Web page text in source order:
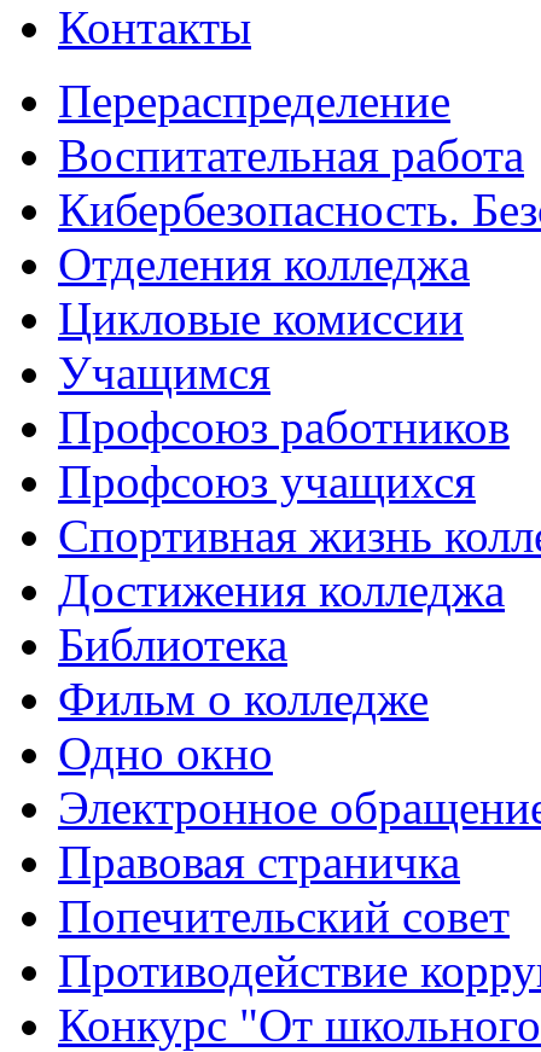
Контакты
Перераспределение
Воспитательная работа
Кибербезопасность.
Отделения колледжа
Цикловые комиссии
Учащимся
Профсоюз работников
Профсоюз учащихся
Спортивная жизнь
Достижения колледжа
Библиотека
Фильм о колледже
Одно окно
Электронное
Правовая страничка
Попечительский совет
Противодействие
Конкурс "От